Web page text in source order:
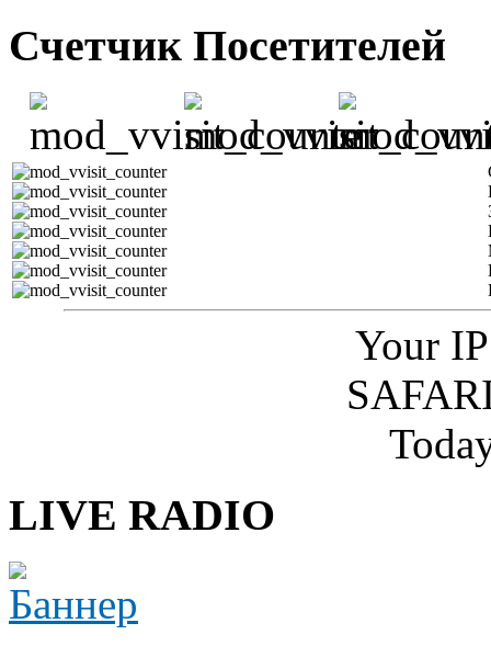
Счетчик Посетителей
Your
LIVE RADIO